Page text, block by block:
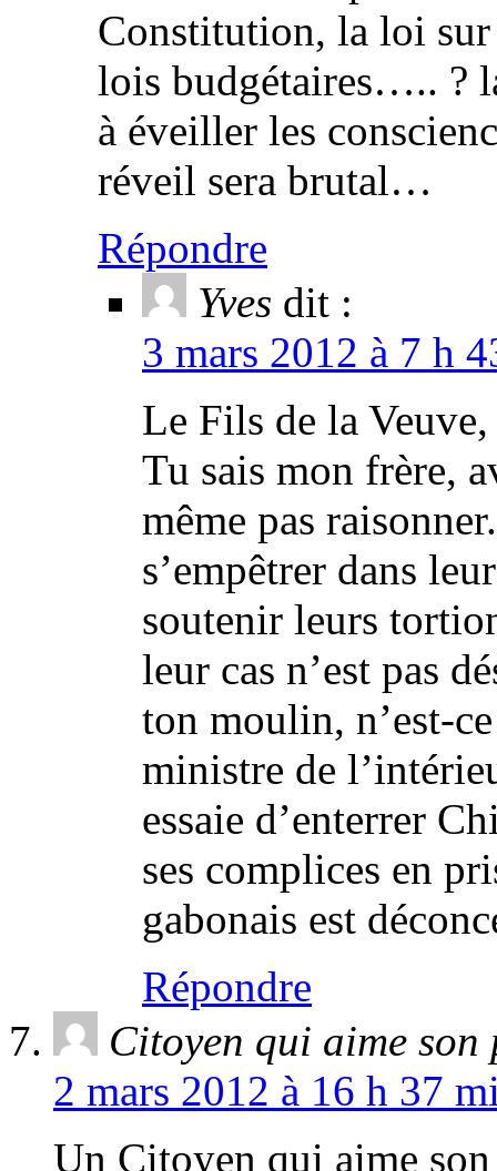
Constitution, la loi sur
lois budgétaires….. ?
à éveiller les
réveil sera brutal…
Répondre
Yves dit :
3 mars 2012 à 7 h
Le Fils de la Veuve,
Tu sais mon frère,
même pas
s’empêtrer dans
soutenir leurs
leur cas n’est pas
ton moulin, n’est-
ministre de
essaie d’enterrer
ses complices en
gabonais est
Répondre
Citoyen qui aime son
2 mars 2012 à 16 h 37
Un Citoyen qui aime